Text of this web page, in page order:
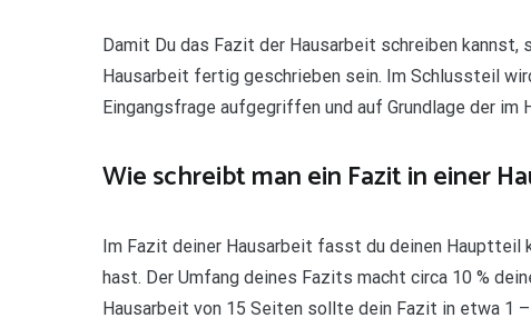
Damit Du das Fazit der Hausarbeit schreiben
Hausarbeit fertig geschrieben sein. Im Schlussteil
Eingangsfrage aufgegriffen und auf Grundlage der
Wie schreibt man ein Fazit in einer
Im Fazit deiner Hausarbeit fasst du deinen
hast. Der Umfang deines Fazits macht circa 10 %
Hausarbeit von 15 Seiten sollte dein Fazit in etwa 1